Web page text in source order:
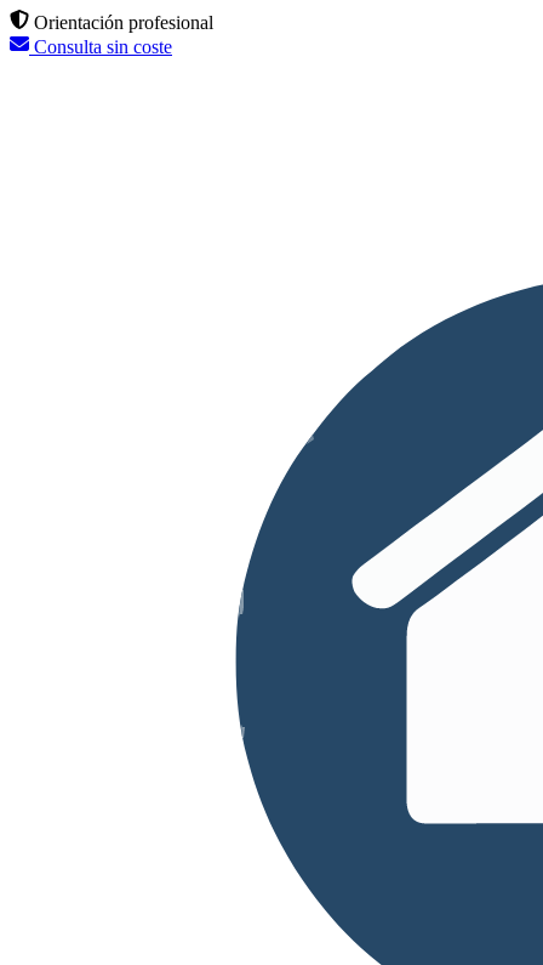
Orientación profesional
Consulta sin coste